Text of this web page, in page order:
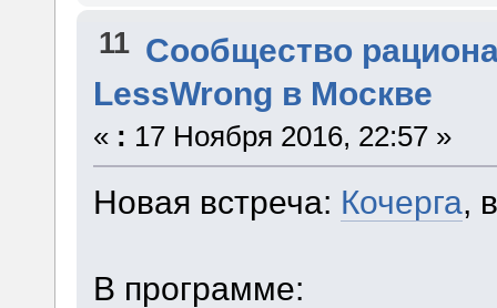
11 Сообщество
LessWrong в Москве
« : 17 Ноября 2016, 22:57 »
Новая встреча: Кочерга,
В программе: